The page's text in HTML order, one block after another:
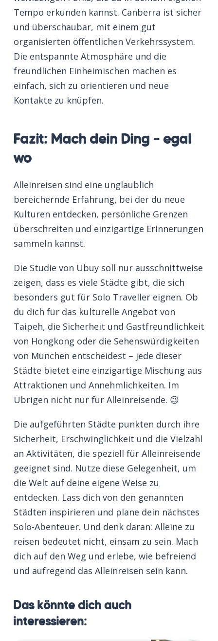
Tempo erkunden kannst. Canberra ist sicher
und überschaubar, mit einem gut
organisierten öffentlichen Verkehrssystem.
Die entspannte Atmosphäre und die
freundlichen Einheimischen machen es
einfach, sich zu orientieren und neue
Kontakte zu knüpfen.
Fazit: Mach dein Ding – egal
wo
Alleinreisen sind eine unglaublich
bereichernde Erfahrung, bei der du neue
Kulturen entdecken, persönliche Grenzen
überschreiten und einzigartige Erinnerungen
sammeln kannst.
Die Studie von Ubuy soll nur ausschnittweise
zeigen, dass es viele Städte gibt, die sich
besonders gut für Solo Traveller eignen. Ob
du dich für das kulturelle Angebot von
Taipeh, die Sicherheit und Gastfreundlichkeit
von Hongkong oder die Sehenswürdigkeiten
von München entscheidest – jede dieser
Städte bietet eine einzigartige Mischung aus
Attraktionen und Annehmlichkeiten. Im
Übrigen nicht nur für Alleinreisende. 😉
Die aufgeführten Städte punkten durch ihre
Sicherheit, Erschwinglichkeit und die Vielzahl
an Aktivitäten, die speziell für Alleinreisende
geeignet sind. Nutze diese Gelegenheit, um
die Welt auf deine eigene Weise zu
entdecken. Lass dich von den genannten
Städten inspirieren und plane dein nächstes
Solo-Abenteuer. Und denk daran: Alleine zu
reisen bedeutet nicht, einsam zu sein. Mach
dich auf den Weg und erlebe, wie befreiend
und aufregend das Alleinreisen sein kann.
Das könnte dich auch
interessieren: